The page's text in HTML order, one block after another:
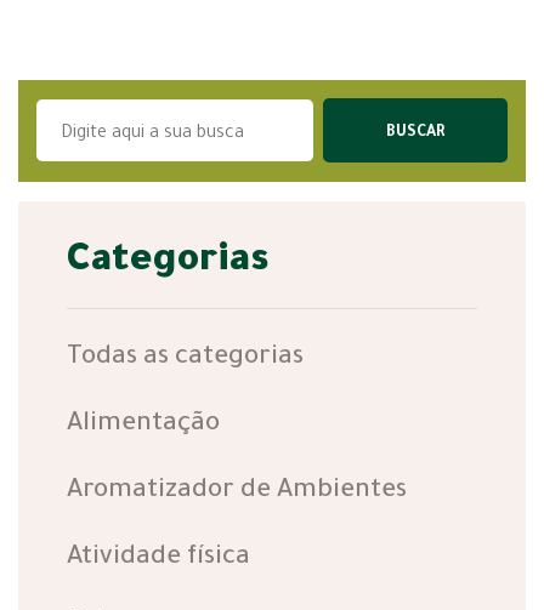
Categorias
Todas as categorias
Alimentação
Aromatizador de Ambientes
Atividade física